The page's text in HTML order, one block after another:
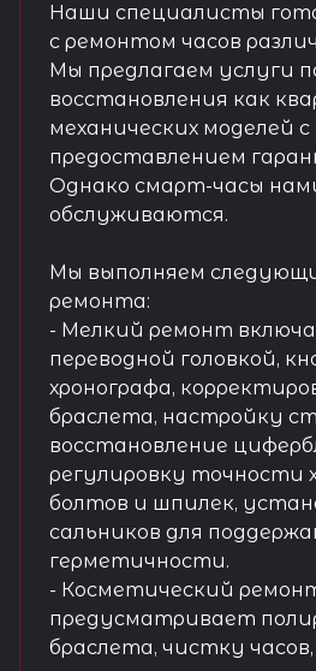
Наши специалисты
с ремонтом часов
Мы предлагаем услуги
восстановления как
механических моделей с
предоставлением
Однако смарт-часы
обслуживаются.
Мы выполняем
ремонта:
- Мелкий ремонт
переводной головкой,
хронографа,
браслета, настройку
восстановление
регулировку точности
болтов и шпилек,
сальников для
герметичности.
- Косметический
предусматривает
браслета, чистку